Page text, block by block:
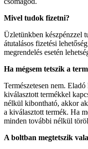
Mivel tudok fizetni?
Üzletünkben készpénzzel
átutalásos fizetési
megrendelés esetén
Ha mégsem tetszik a
Természetesen nem.
kiválasztott termékkel
nélkül kibontható, akkor
a kiválasztott termék. Ha
minden további nélkül
A boltban megtetszik